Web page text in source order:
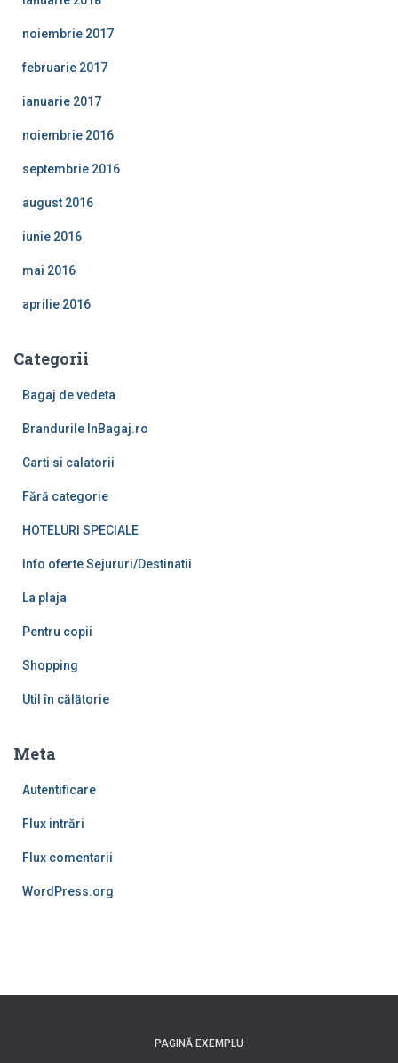
noiembrie 2017
februarie 2017
ianuarie 2017
noiembrie 2016
septembrie 2016
august 2016
iunie 2016
mai 2016
aprilie 2016
Categorii
Bagaj de vedeta
Brandurile InBagaj.ro
Carti si calatorii
Fără categorie
HOTELURI SPECIALE
Info oferte Sejururi/Destinatii
La plaja
Pentru copii
Shopping
Util în călătorie
Meta
Autentificare
Flux intrări
Flux comentarii
WordPress.org
PAGINĂ EXEMPLU